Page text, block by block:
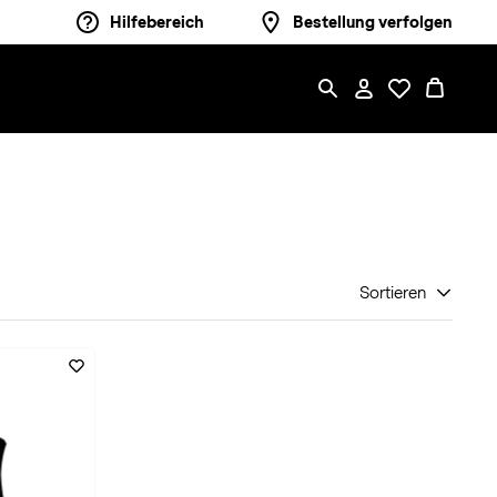
Hilfebereich Bestellung verfolgen
Sortieren